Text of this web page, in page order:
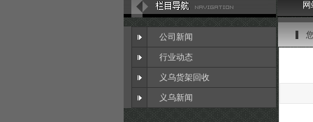
公司新闻
行业动态
义乌货架回收
义乌新闻
网